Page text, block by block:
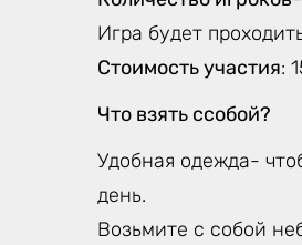
Игра будет
Стоимость участия:
Что взять ссобой?
Удобная одежда-
день.
Возьмите с собой